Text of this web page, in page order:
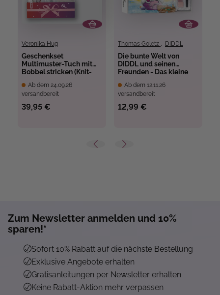
Veronika Hug
Geschenkset
Multimuster-Tuch mit
Bobbel stricken (Knit-
Ab dem 24.09.26
versandbereit
39,95 €
Thomas Goletz , DIDDL
Die bunte Welt von
DIDDL und seinen
Freunden - Das kleine
Ab dem 12.11.26
versandbereit
12,99 €
Zum Newsletter anmelden und 10%
sparen!*
Sofort 10% Rabatt auf die nächste Bestellung
Exklusive Angebote erhalten
Gratisanleitungen per Newsletter erhalten
Keine Rabatt-Aktion mehr verpassen